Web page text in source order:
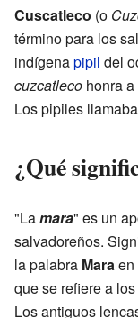
Cuscatleco (o
término para los
indígenapipil del
cuzcatleco honra
Los pipiles
¿Qué
"Lamara" es un
salvadoreños.
la palabra Maraen
que se refiere a
Los antiguos